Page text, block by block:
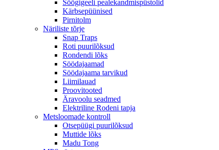
Söögigeeli pealekandmispüstolid
Kärbsepüünised
Pirnitolm
Näriliste tõrje
Snap Traps
Roti puurilõksud
Rondendi lõks
Söödajaamad
Söödajaama tarvikud
Liimilauad
Proovitooted
Äravoolu seadmed
Elektriline Rodeni tapja
Metsloomade kontroll
Otsepüügi puurilõksud
Muttide lõks
Madu Tong